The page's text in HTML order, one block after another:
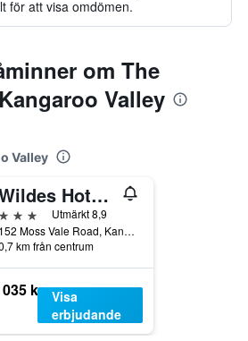
för att visa omdömen.
om The
Valley
Valley
Wildes Hotel Kangaroo Valley
3 stjärnorUtmärkt 8,9
152 Moss Vale Road, Kangaroo Valley, NSW, Australien
km från centrum
035 kr Visa
erbjudande